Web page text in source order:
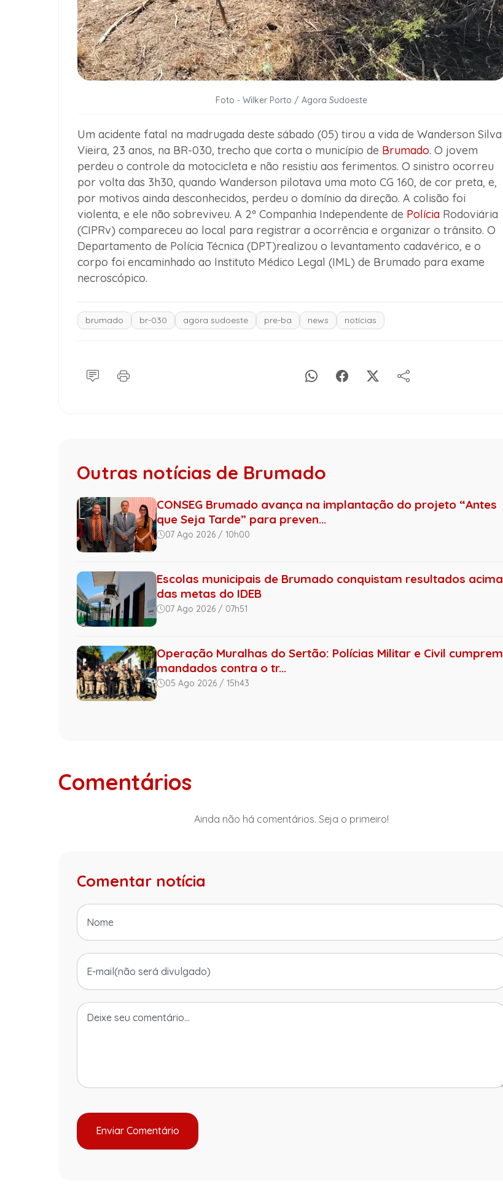
Foto - Wilker Porto / Agora Sudoeste
Um acidente fatal na madrugada deste sábado (05) tirou a vida de Wanderson Silva
Vieira, 23 anos, na BR-030, trecho que corta o município de Brumado. O jovem
perdeu o controle da motocicleta e não resistiu aos ferimentos. O sinistro ocorreu
por volta das 3h30, quando Wanderson pilotava uma moto CG 160, de cor preta, e,
por motivos ainda desconhecidos, perdeu o domínio da direção. A colisão foi
violenta, e ele não sobreviveu. A 2ª Companhia Independente de PolíciaRodoviária
(CIPRv) compareceu ao local para registrar a ocorrência e organizar o trânsito. O
Departamento de Polícia Técnica (DPT)realizou o levantamento cadavérico, e o
corpo foi encaminhado ao Instituto Médico Legal (IML) de Brumado para exame
necroscópico.
brumado br-030 agora sudoeste pre-ba news notícias
Outras notícias de Brumado
CONSEG Brumado avança na implantação do projeto “Antes
que Seja Tarde” para preven...
07 Ago 2026 / 10h00
Escolas municipais de Brumado conquistam resultados acima
das metas do IDEB
07 Ago 2026 / 07h51
Operação Muralhas do Sertão: Polícias Militar e Civil cumprem
mandados contra o tr...
05 Ago 2026 / 15h43
Comentários
Ainda não há comentários. Seja o primeiro!
Comentar notícia